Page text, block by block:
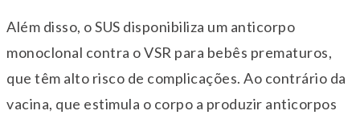
Além disso, o SUS disponibiliza um anticorpo
monoclonal contra o VSR para bebês prematuros,
que têm alto risco de complicações. Ao contrário da
vacina, que estimula o corpo a produzir anticorpos